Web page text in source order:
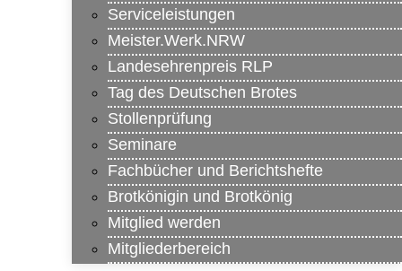
Serviceleistungen
Meister.Werk.NRW
Landesehrenpreis RLP
Tag des Deutschen Brotes
Stollenprüfung
Seminare
Fachbücher und Berichtshefte
Brotkönigin und Brotkönig
Mitglied werden
Mitgliederbereich